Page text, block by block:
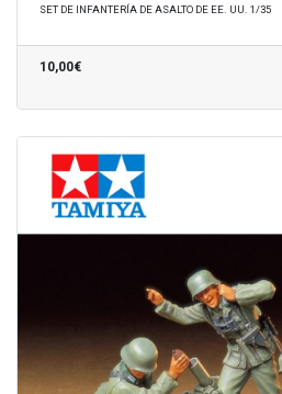
SET DE INFANTERÍA DE ASALTO DE EE. UU. 1/35
10,00€